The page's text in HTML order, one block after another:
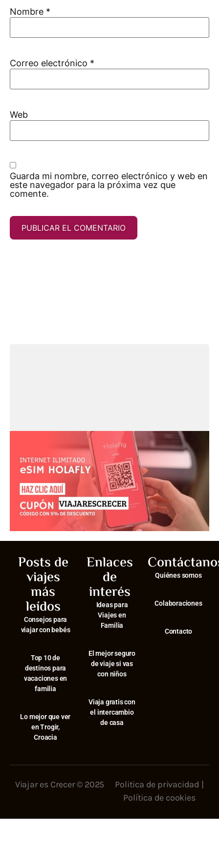
Nombre *
Correo electrónico *
Web
Guarda mi nombre, correo electrónico y web en
este navegador para la próxima vez que
comente.
Posts de
viajes
más
leídos
Consejos para
viajar con bebés
⁠Top 10 de
destinos para
vacaciones en
familia
⁠Lo mejor que ver
en Trogir,
Croacia
Enlaces
de
interés
Ideas para
Viajes en
Familia
El mejor seguro
de viaje si vas
con niños
Viaja gratis con
el intercambio
de casa
Quiénes somos
Colaboraciones
Contacto
Viajar es Crecer © 2025 Politica de privacidad |
Política de cookies